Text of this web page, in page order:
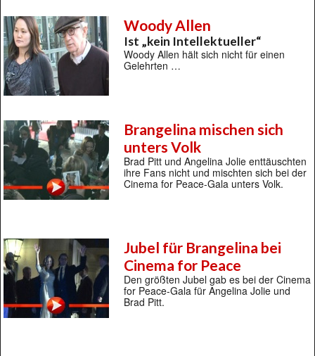
Woody Allen
Ist „kein Intellektueller“
Woody Allen hält sich nicht für einen
Gelehrten …
Brangelina mischen sich
unters Volk
Brad Pitt und Angelina Jolie enttäuschten
ihre Fans nicht und mischten sich bei der
Cinema for Peace-Gala unters Volk.
Jubel für Brangelina bei
Cinema for Peace
Den größten Jubel gab es bei der Cinema
for Peace-Gala für Angelina Jolie und
Brad Pitt.